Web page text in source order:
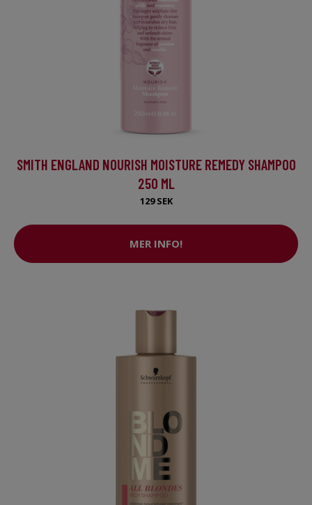
SMITH ENGLAND NOURISH MOISTURE REMEDY SHAMPOO
250 ML
129 SEK
MER INFO!